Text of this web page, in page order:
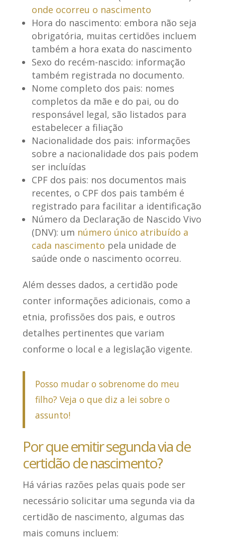
onde ocorreu o nascimento
Hora do nascimento: embora não seja
obrigatória, muitas certidões incluem
também a hora exata do nascimento
Sexo do recém-nascido: informação
também registrada no documento.
Nome completo dos pais: nomes
completos da mãe e do pai, ou do
responsável legal, são listados para
estabelecer a filiação
Nacionalidade dos pais: informações
sobre a nacionalidade dos pais podem
ser incluídas
CPF dos pais: nos documentos mais
recentes, o CPF dos pais também é
registrado para facilitar a identificação
Número da Declaração de Nascido Vivo
(DNV): um número único atribuído a
cada nascimento pela unidade de
saúde onde o nascimento ocorreu.
Além desses dados, a certidão pode
conter informações adicionais, como a
etnia, profissões dos pais, e outros
detalhes pertinentes que variam
conforme o local e a legislação vigente.
Posso mudar o sobrenome do meu
filho? Veja o que diz a lei sobre o
assunto!
Por que emitir segunda via de
certidão de nascimento?
Há várias razões pelas quais pode ser
necessário solicitar uma segunda via da
certidão de nascimento, algumas das
mais comuns incluem: